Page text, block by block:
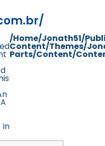
In
/home/jonath51/
Content/themes/
Parts/content/